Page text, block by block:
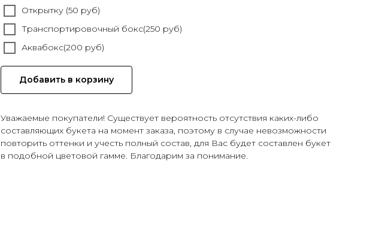
Открытку (50 руб)
Транспортировочный бокс(250 руб)
Аквабокс(200 руб)
Добавить в корзину
Уважаемые покупатели! Существует вероятность отсутствия каких-либо
составляющих букета на момент заказа, поэтому в случае невозможности
повторить оттенки и учесть полный состав, для Вас будет составлен букет
в подобной цветовой гамме. Благодарим за понимание.